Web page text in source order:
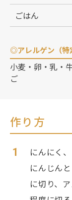
ごはん
◎アレルゲン（特
小麦・卵・乳・
ご
作り方
1
にんにく
にんじん
に切り、